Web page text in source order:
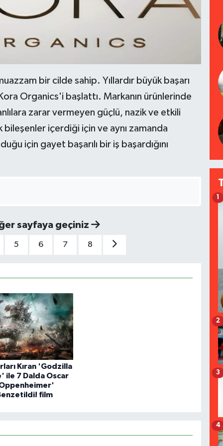
bir cilde sahip. Yıllardır büyük başarı
Organics'i başlattı. Markanın ürünlerinde
zarar vermeyen güçlü, nazik ve etkili
içerdiği için ve aynı zamanda
için gayet başarılı bir iş başardığını
sayfaya geçiniz
5 6 7 8
Kıran 'Godzilla
ile 7 Dalda Oscar
film
1
2
3
4